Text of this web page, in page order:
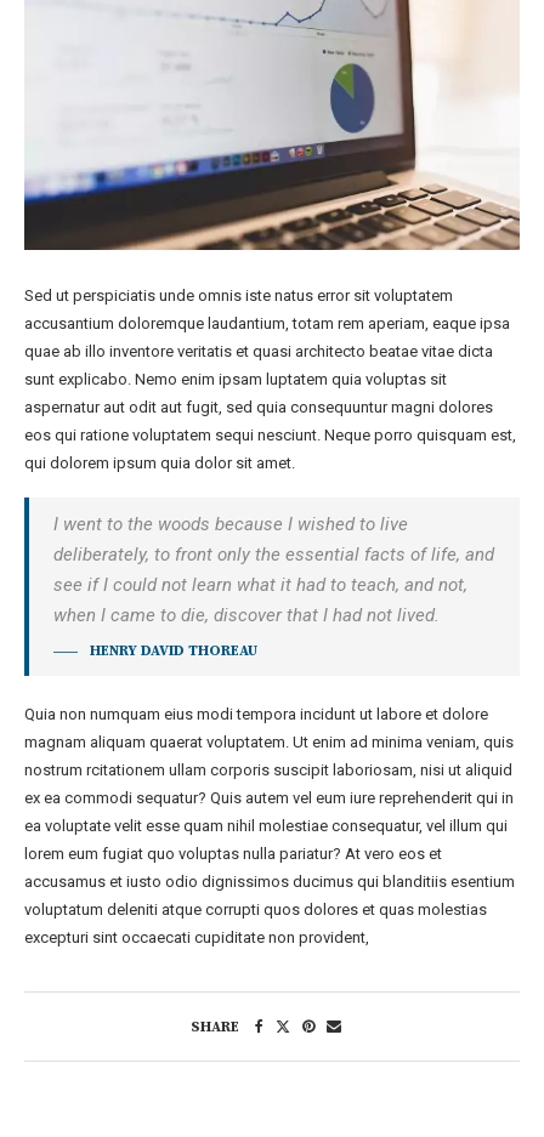
Sed ut perspiciatis unde omnis iste natus error sit voluptatem
accusantium doloremque laudantium, totam rem aperiam, eaque ipsa
quae ab illo inventore veritatis et quasi architecto beatae vitae dicta
sunt explicabo. Nemo enim ipsam luptatem quia voluptas sit
aspernatur aut odit aut fugit, sed quia consequuntur magni dolores
eos qui ratione voluptatem sequi nesciunt. Neque porro quisquam est,
qui dolorem ipsum quia dolor sit amet.
I went to the woods because I wished to live
deliberately, to front only the essential facts of life, and
see if I could not learn what it had to teach, and not,
when I came to die, discover that I had not lived.
HENRY DAVID THOREAU
Quia non numquam eius modi tempora incidunt ut labore et dolore
magnam aliquam quaerat voluptatem. Ut enim ad minima veniam, quis
nostrum rcitationem ullam corporis suscipit laboriosam, nisi ut aliquid
ex ea commodi sequatur? Quis autem vel eum iure reprehenderit qui in
ea voluptate velit esse quam nihil molestiae consequatur, vel illum qui
lorem eum fugiat quo voluptas nulla pariatur? At vero eos et
accusamus et iusto odio dignissimos ducimus qui blanditiis esentium
voluptatum deleniti atque corrupti quos dolores et quas molestias
excepturi sint occaecati cupiditate non provident,
SHARE